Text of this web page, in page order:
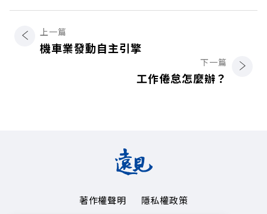
上一篇
機車業發動自主引擎
下一篇
工作倦怠怎麼辦？
著作權聲明 隱私權政策